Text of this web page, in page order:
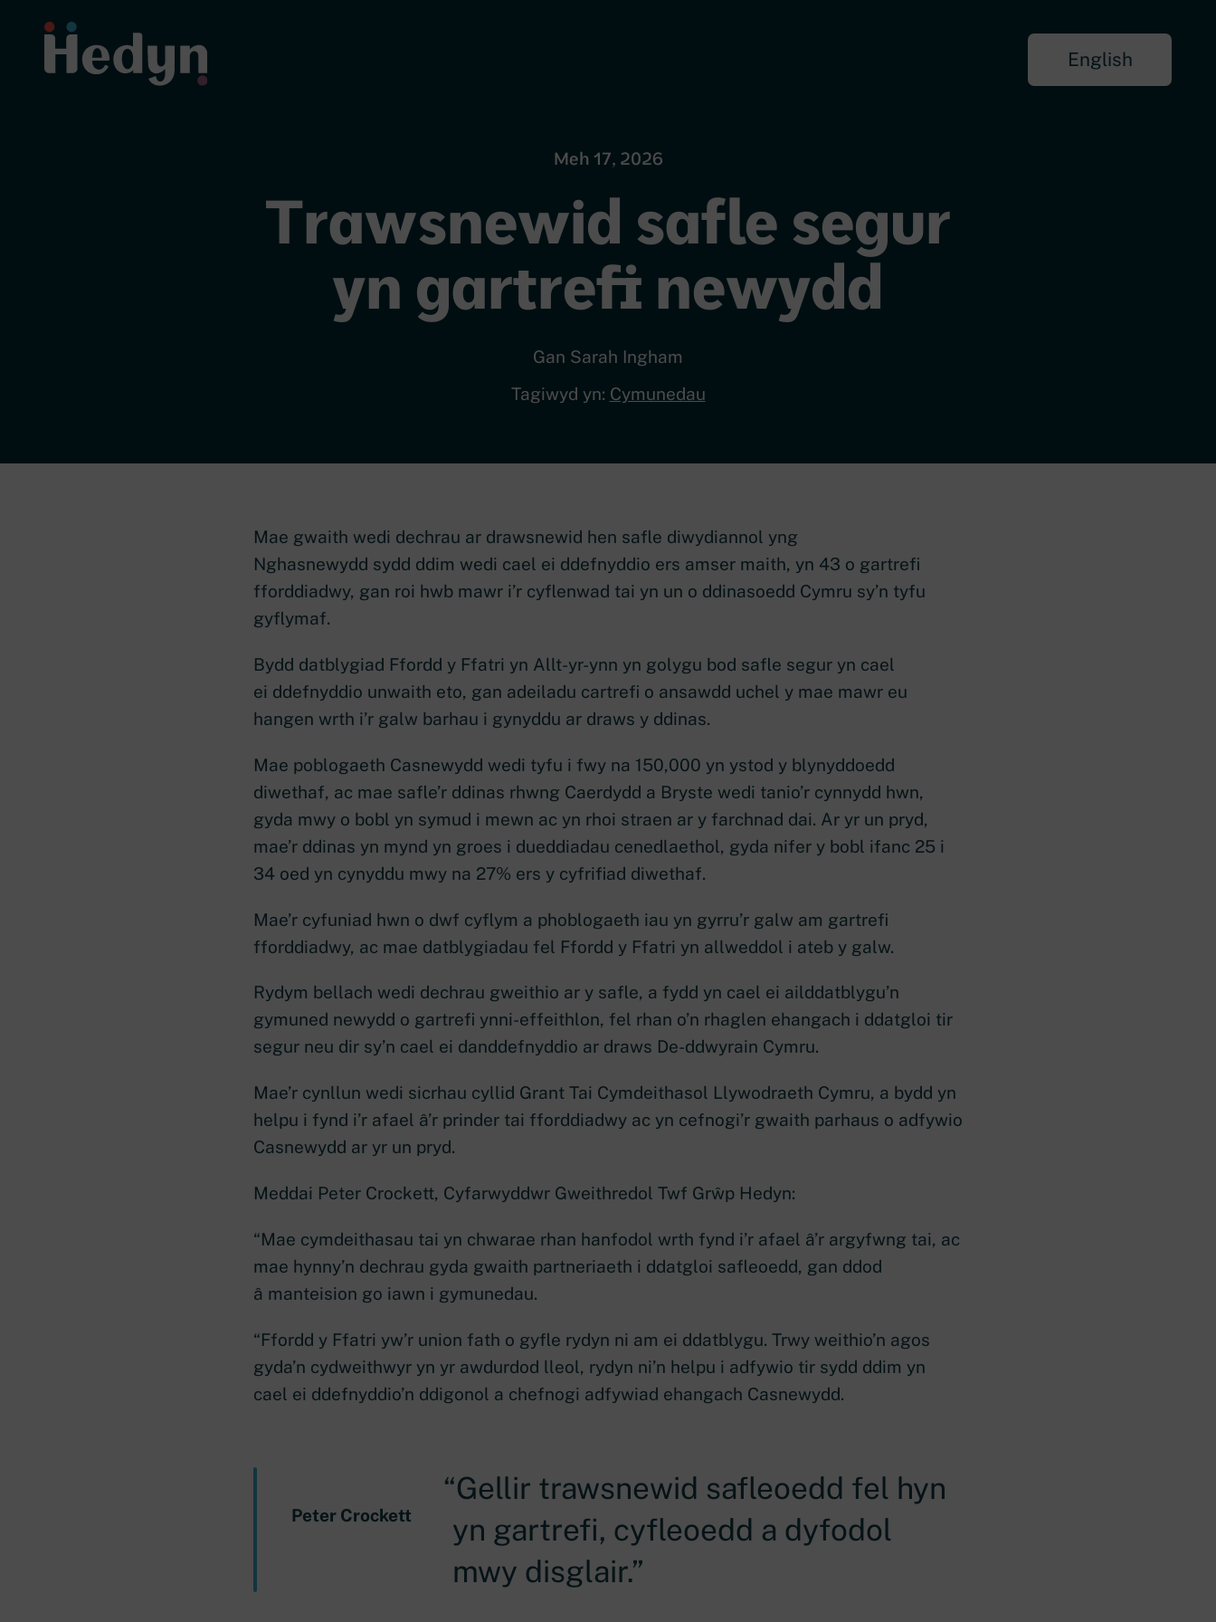
English
Meh 17, 2026
Trawsnewid safle segur
yn gartrefi newydd
Gan Sarah Ingham
Tagiwyd yn: Cymunedau
Mae gwaith wedi dechrau ar drawsnewid hen safle diwydiannol yng
Nghasnewydd sydd ddim wedi cael ei ddefnyddio ers amser maith, yn 43 o gartrefi
fforddiadwy, gan roi hwb mawr i’r cyflenwad tai yn un o ddinasoedd Cymru sy’n tyfu
gyflymaf.
Bydd datblygiad Ffordd y Ffatri yn Allt-yr-ynn yn golygu bod safle segur yn cael
ei ddefnyddio unwaith eto, gan adeiladu cartrefi o ansawdd uchel y mae mawr eu
hangen wrth i’r galw barhau i gynyddu ar draws y ddinas.
Mae poblogaeth Casnewydd wedi tyfu i fwy na 150,000 yn ystod y blynyddoedd
diwethaf, ac mae safle’r ddinas rhwng Caerdydd a Bryste wedi tanio’r cynnydd hwn,
gyda mwy o bobl yn symud i mewn ac yn rhoi straen ar y farchnad dai. Ar yr un pryd,
mae’r ddinas yn mynd yn groes i dueddiadau cenedlaethol, gyda nifer y bobl ifanc 25 i
34 oed yn cynyddu mwy na 27% ers y cyfrifiad diwethaf.
Mae’r cyfuniad hwn o dwf cyflym a phoblogaeth iau yn gyrru’r galw am gartrefi
fforddiadwy, ac mae datblygiadau fel Ffordd y Ffatri yn allweddol i ateb y galw.
Rydym bellach wedi dechrau gweithio ar y safle, a fydd yn cael ei ailddatblygu’n
gymuned newydd o gartrefi ynni-effeithlon, fel rhan o’n rhaglen ehangach i ddatgloi tir
segur neu dir sy’n cael ei danddefnyddio ar draws De-ddwyrain Cymru.
Mae’r cynllun wedi sicrhau cyllid Grant Tai Cymdeithasol Llywodraeth Cymru, a bydd yn
helpu i fynd i’r afael â’r prinder tai fforddiadwy ac yn cefnogi’r gwaith parhaus o adfywio
Casnewydd ar yr un pryd.
Meddai Peter Crockett, Cyfarwyddwr Gweithredol Twf Grŵp Hedyn:
“Mae cymdeithasau tai yn chwarae rhan hanfodol wrth fynd i’r afael â’r argyfwng tai, ac
mae hynny’n dechrau gyda gwaith partneriaeth i ddatgloi safleoedd, gan ddod
â manteision go iawn i gymunedau.
“Ffordd y Ffatri yw’r union fath o gyfle rydyn ni am ei ddatblygu. Trwy weithio’n agos
gyda’n cydweithwyr yn yr awdurdod lleol, rydyn ni’n helpu i adfywio tir sydd ddim yn
cael ei ddefnyddio’n ddigonol a chefnogi adfywiad ehangach Casnewydd.
Gellir trawsnewid safleoedd fel hyn
yn gartrefi, cyfleoedd a dyfodol
mwy disglair.
Peter Crockett